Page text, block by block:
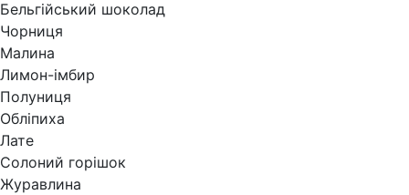
Бельгійський шоколад
Чорниця
Малина
Лимон-імбир
Полуниця
Обліпиха
Лате
Солоний горішок
Журавлина